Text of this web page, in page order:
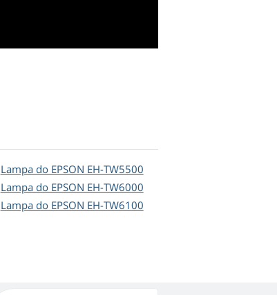
Lampa do EPSON EH-TW5500
Lampa do EPSON EH-TW6000
Lampa do EPSON EH-TW6100